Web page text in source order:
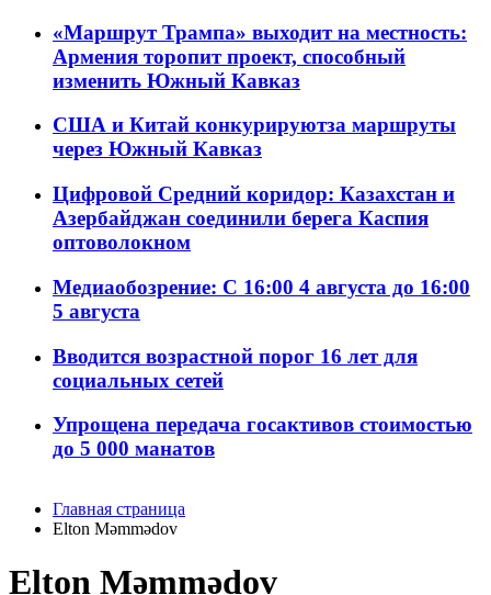
«Маршрут Трампа» выходит на местность:
Армения торопит проект, способный
изменить Южный Кавказ
США и Китай конкурируютза маршруты
через Южный Кавказ
Цифровой Средний коридор: Казахстан и
Азербайджан соединили берега Каспия
оптоволокном
Медиаобозрение: С 16:00 4 августа до 16:00
5 августа
Вводится возрастной порог 16 лет для
социальных сетей
Упрощена передача госактивов стоимостью
до 5 000 манатов
Главная страница
Elton Məmmədov
Elton Məmmədov